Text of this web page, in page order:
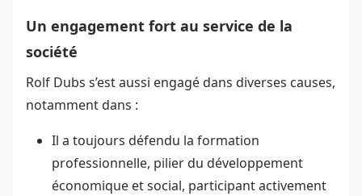
Un engagement fort au service de la
société
Rolf Dubs s’est aussi engagé dans diverses causes,
notamment dans :
Il a toujours défendu la formation
professionnelle, pilier du développement
économique et social, participant activement